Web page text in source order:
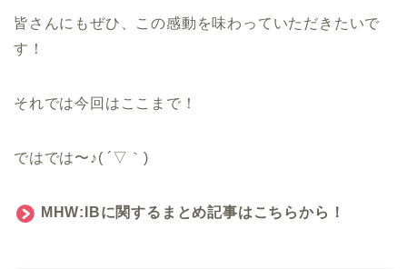
皆さんにもぜひ、この感動を味わっていただきたいで
す！
それでは今回はここまで！
ではでは〜♪( ´▽｀)
MHW:IBに関するまとめ記事はこちらから！